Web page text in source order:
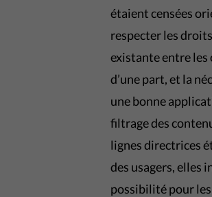
étaient censées
respecter les
existante entre les
d’une part, et la
une bonne
filtrage des
lignes directrices
des usagers, elles
possibilité pour